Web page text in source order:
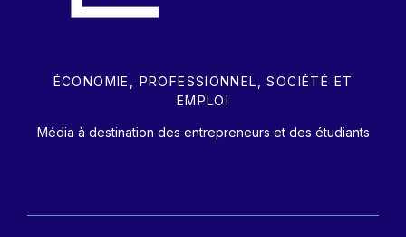
ÉCONOMIE, PROFESSIONNEL, SOCIÉTÉ ET
EMPLOI
Média à destination des entrepreneurs et des étudiants